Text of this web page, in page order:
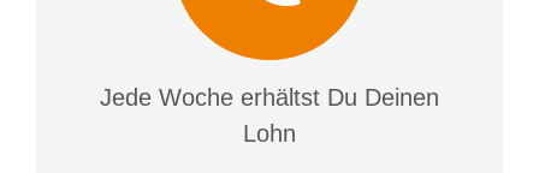
Jede Woche erhältst Du Deinen
Lohn